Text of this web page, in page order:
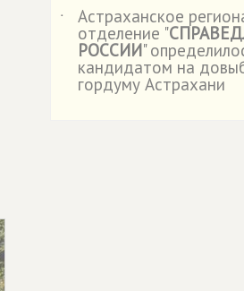
˙
Астраханское
отделение "
РОССИИ"
кандидатом на
гордуму Астрахани